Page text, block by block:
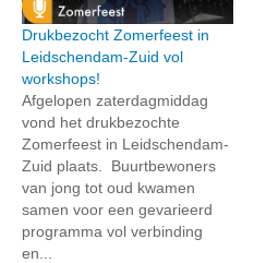
Drukbezocht Zomerfeest in
Leidschendam-Zuid vol
workshops!
Afgelopen zaterdagmiddag
vond het drukbezochte
Zomerfeest in Leidschendam-
Zuid plaats. Buurtbewoners
van jong tot oud kwamen
samen voor een gevarieerd
programma vol verbinding
en...